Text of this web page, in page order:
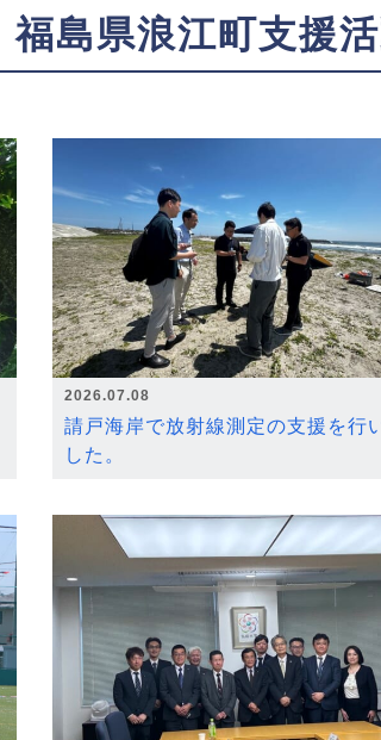
福島県浪江町支援
2026.07.08
請戸海岸で放射線測定の支援を行
した。